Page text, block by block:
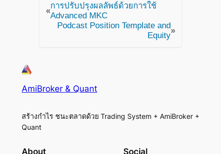
«
การปรับปรุงผลลัพธ์ด้วยการใช้
Advanced MKC
Podcast Position Template and
Equity
»
AmiBroker & Quant
สร้างกำไร ชนะตลาดด้วย Trading System + AmiBroker +
Quant
About Social